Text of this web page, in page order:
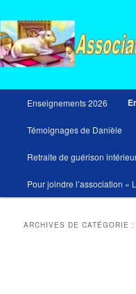
au
contenu
principal
au
contenu
secondaire
principal
Enseignements 2026
Témoignages de Danièle
Retraite de guérison
Pour joindre l’association «
ARCHIVES DE CATÉGORIE :